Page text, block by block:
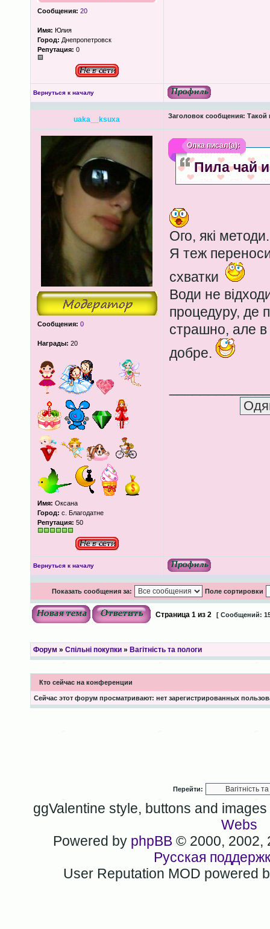
Сообщения: 20
Имя: Юлия
Город: Днепропетровск
Репутация: 0
Вернуться к началу
uaka__ksuxa Заголовок сообщения: Такой
Сообщения: 0
Награды: 20
Имя: Оксана
Город: с. Благодатне
Репутация: 50
Олкаписал(а):
Пила чай
Ого, які
Я теж
схватки
Води не
процедуру, де
страшно, але в
добре.
Вернуться к началу
Показать сообщения за: Поле сортировки
Страница 1из 2 [ Сообщений:
Форум » Спільні покупки» Вагітність та пологи
Кто сейчас на конференции
Сейчас этот форум просматривают: нет зарегистрированных
Перейти:
ggValentine style, buttons and
Webs
Powered by phpBB © 2000, 2002,
Русская
User Reputation MOD powered